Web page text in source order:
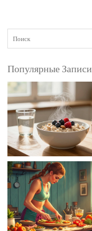
Популярные Записи